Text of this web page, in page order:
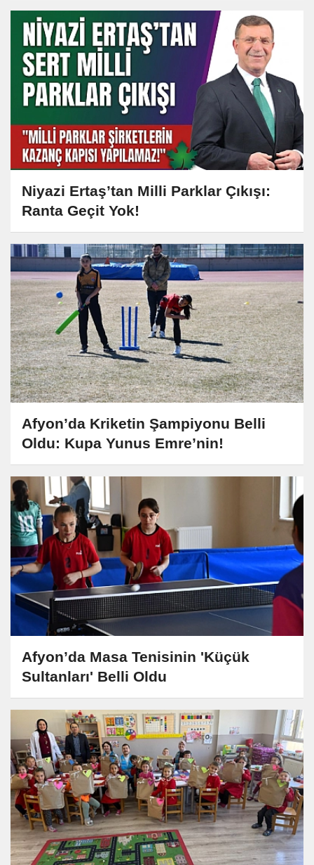
Niyazi Ertaş’tan Milli Parklar Çıkışı:
Ranta Geçit Yok!
Afyon’da Kriketin Şampiyonu Belli
Oldu: Kupa Yunus Emre’nin!
Afyon’da Masa Tenisinin 'Küçük
Sultanları' Belli Oldu